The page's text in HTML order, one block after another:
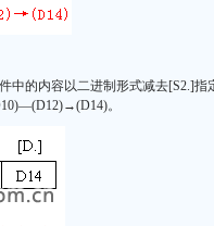
中的内容以二进制形式减去[S2.]
。